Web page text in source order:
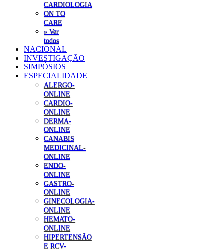
CARDIOLOGIA
ON TO
CARE
» Ver
todos
NACIONAL
INVESTIGAÇÃO
SIMPÓSIOS
ESPECIALIDADE
ALERGO-
ONLINE
CARDIO-
ONLINE
DERMA-
ONLINE
CANABIS
MEDICINAL-
ONLINE
ENDO-
ONLINE
GASTRO-
ONLINE
GINECOLOGIA-
ONLINE
HEMATO-
ONLINE
HIPERTENSÃO
E RCV-